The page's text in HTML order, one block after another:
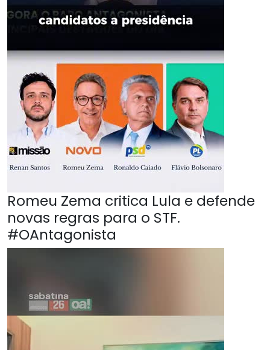
Romeu Zema critica Lula e defende
novas regras para o STF.
#OAntagonista